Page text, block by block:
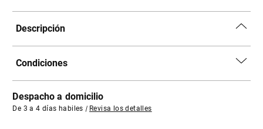
Descripción
Condiciones
Despacho a domicilio
De 3 a 4 días habiles | Revisa los detalles